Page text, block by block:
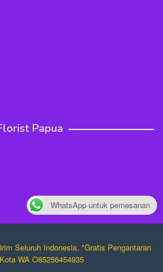
Papua
Seluruh Indonesia. *Gratis Pengantaran
WA O85256454935
WhatsApp untuk pemesanan